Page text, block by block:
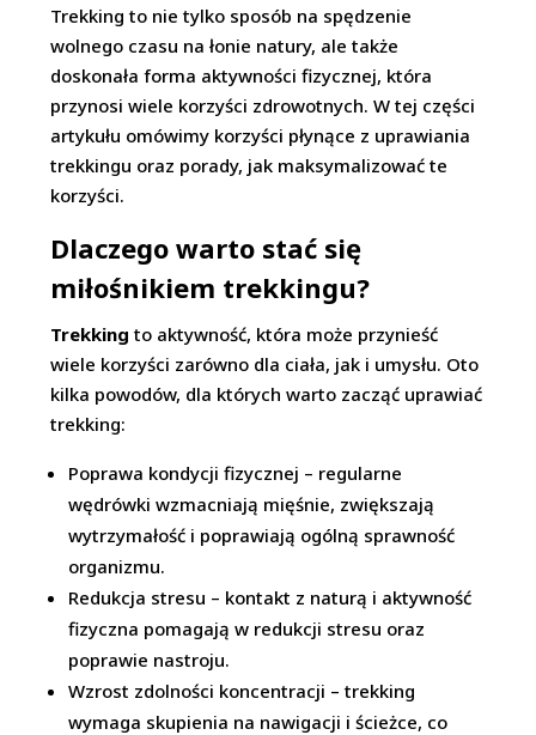
Trekking to nie tylko sposób na spędzenie
wolnego czasu na łonie natury, ale także
doskonała forma aktywności fizycznej, która
przynosi wiele korzyści zdrowotnych. W tej części
artykułu omówimy korzyści płynące z uprawiania
trekkingu oraz porady, jak maksymalizować te
korzyści.
Dlaczego warto stać się
miłośnikiem trekkingu?
Trekking to aktywność, która może przynieść
wiele korzyści zarówno dla ciała, jak i umysłu. Oto
kilka powodów, dla których warto zacząć uprawiać
trekking:
Poprawa kondycji fizycznej – regularne
wędrówki wzmacniają mięśnie, zwiększają
wytrzymałość i poprawiają ogólną sprawność
organizmu.
Redukcja stresu – kontakt z naturą i aktywność
fizyczna pomagają w redukcji stresu oraz
poprawie nastroju.
Wzrost zdolności koncentracji – trekking
wymaga skupienia na nawigacji i ścieżce, co